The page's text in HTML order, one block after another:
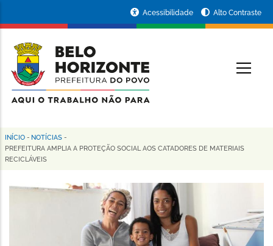
conteúdo
principal
da
Prefeitura
de
Horizonte
Acessibilidade Alto Contraste
Trilha
de
navegação
INÍCIO - NOTÍCIAS -
PREFEITURA AMPLIA A PROTEÇÃO SOCIAL AOS CATADORES DE MATERIAIS
RECICLÁVEIS